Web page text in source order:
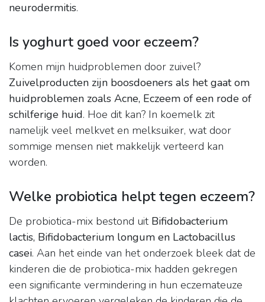
neurodermitis.
Is yoghurt goed voor eczeem?
Komen mijn huidproblemen door zuivel?
Zuivelproducten zijn boosdoeners als het gaat om
huidproblemen zoals Acne, Eczeem of een rode of
schilferige huid. Hoe dit kan? In koemelk zit
namelijk veel melkvet en melksuiker, wat door
sommige mensen niet makkelijk verteerd kan
worden.
Welke probiotica helpt tegen eczeem?
De probiotica-mix bestond uit Bifidobacterium
lactis, Bifidobacterium longum en Lactobacillus
casei. Aan het einde van het onderzoek bleek dat de
kinderen die de probiotica-mix hadden gekregen
een significante vermindering in hun eczemateuze